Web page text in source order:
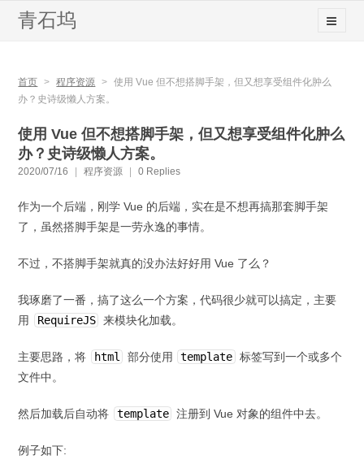
青石坞
首页 > 程序资源 > 使用 Vue 但不想搭脚手架，但又想享受组件化肿么
办？史诗级懒人方案。
使用 Vue 但不想搭脚手架，但又想享受组件化肿么
办？史诗级懒人方案。
2020/07/16 程序资源 0 Replies
作为一个后端，刚学 Vue 的后端，实在是不想再搞那套脚手架
了，虽然搭脚手架是一劳永逸的事情。
不过，不搭脚手架就真的没办法好好用 Vue 了么？
我琢磨了一番，搞了这么一个方案，代码很少就可以搞定，主要
用
RequireJS 来模块化加载。
主要思路，将 html 部分使用 template 标签写到一个或多个
文件中。
然后加载后自动将 template 注册到 Vue 对象的组件中去。
例子如下: